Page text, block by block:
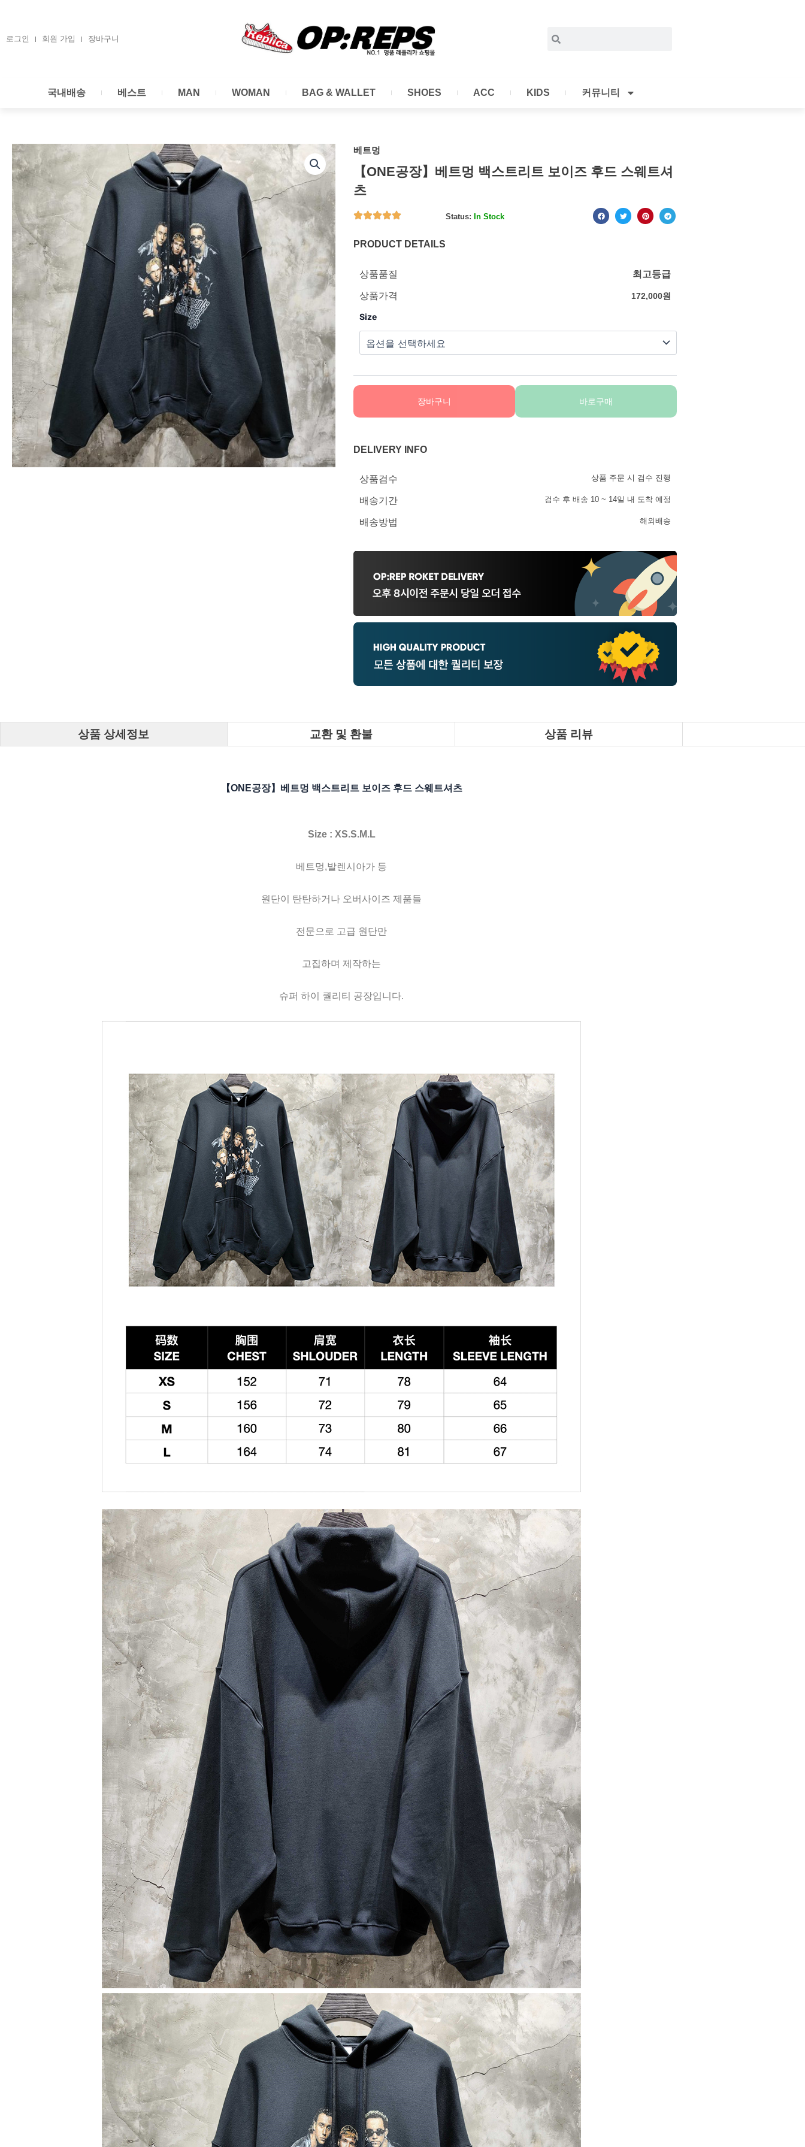
츠로그인 회원 가입 장바구니
국내배송 베스트 MAN WOMAN BAG & WALLET SHOES ACC KIDS 커뮤니티
베트멍
【ONE공장】베트멍 백스트리트 보이즈 후드 스웨트셔
츠
Status: In Stock
PRODUCT DETAILS
상품품질 최고등급
상품가격 172,000원
Size
장바구니 바로구매
DELIVERY INFO
상품검수 상품 주문 시 검수 진행
배송기간 검수 후 배송 10 ~ 14일 내 도착 예정
배송방법 해외배송
상품 상세정보 교환 및 환불 상품 리뷰
【ONE공장】베트멍 백스트리트 보이즈 후드 스웨트셔츠
Size : XS.S.M.L
베트멍,발렌시아가 등
원단이 탄탄하거나 오버사이즈 제품들
전문으로 고급 원단만
고집하며 제작하는
슈퍼 하이 퀄리티 공장입니다.